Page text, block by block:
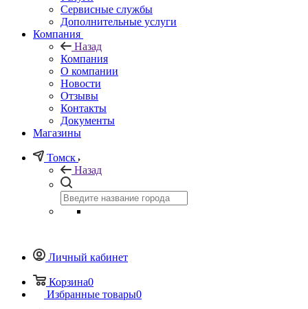
Сервисные службы
Дополнительные услуги
Компания
Назад
Компания
О компании
Новости
Отзывы
Контакты
Документы
Магазины
Томск
Назад
Личный кабинет
Корзина0
Избранные товары0